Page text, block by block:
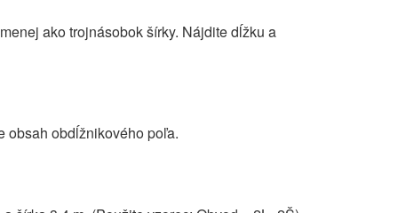
ako trojnásobok šírky. Nájdite dĺžku a
obsah obdĺžnikového poľa.